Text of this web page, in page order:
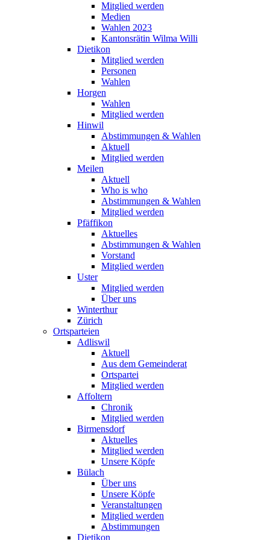
Mitglied werden
Medien
Wahlen 2023
Kantonsrätin Wilma Willi
Dietikon
Mitglied werden
Personen
Wahlen
Horgen
Wahlen
Mitglied werden
Hinwil
Abstimmungen & Wahlen
Aktuell
Mitglied werden
Meilen
Aktuell
Who is who
Abstimmungen & Wahlen
Mitglied werden
Pfäffikon
Aktuelles
Abstimmungen & Wahlen
Vorstand
Mitglied werden
Uster
Mitglied werden
Über uns
Winterthur
Zürich
Ortsparteien
Adliswil
Aktuell
Aus dem Gemeinderat
Ortspartei
Mitglied werden
Affoltern
Chronik
Mitglied werden
Birmensdorf
Aktuelles
Mitglied werden
Unsere Köpfe
Bülach
Über uns
Unsere Köpfe
Veranstaltungen
Mitglied werden
Abstimmungen
Dietikon